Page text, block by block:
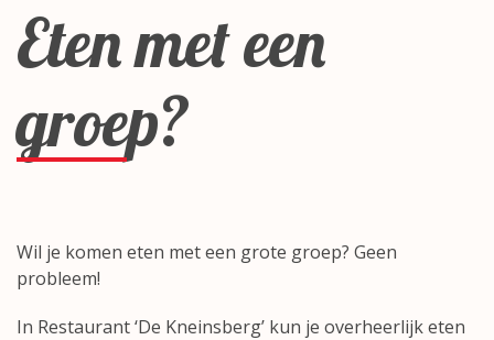
Eten met een
groep?
Wil je komen eten met een grote groep? Geen
probleem!
In Restaurant ‘De Kneinsberg’ kun je overheerlijk eten